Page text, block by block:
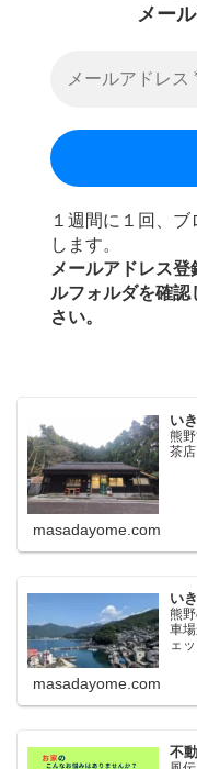
メー
１週間に１回、
します。
メールアドレス
ルフォルダを確
さい。
い
熊
茶店
masadayome.com
い
熊
車
ェ
masadayome.com
不